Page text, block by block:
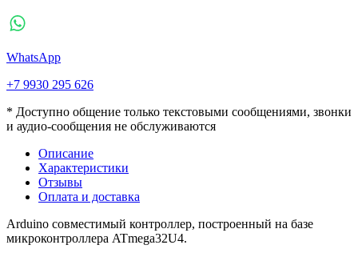
WhatsApp
+7 9930 295 626
* Доступно общение только текстовыми сообщениями, звонки
и аудио-сообщения не обслуживаются
Описание
Характеристики
Отзывы
Оплата и доставка
Arduino совместимый контроллер, построенный на базе
микроконтроллера ATmega32U4.